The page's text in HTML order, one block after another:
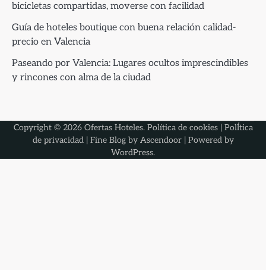
bicicletas compartidas, moverse con facilidad
Guía de hoteles boutique con buena relación calidad-
precio en Valencia
Paseando por Valencia: Lugares ocultos imprescindibles
y rincones con alma de la ciudad
Copyright © 2026 Ofertas Hoteles. Política de cookies| PolÍtica
de privacidad| Fine Blog by Ascendoor| Powered by
WordPress.